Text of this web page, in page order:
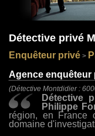
Détective privé
Enquêteur privé >
Agence enquêteur
(Détective Montdidier :
Détective
Philippe
région, en France
domaine